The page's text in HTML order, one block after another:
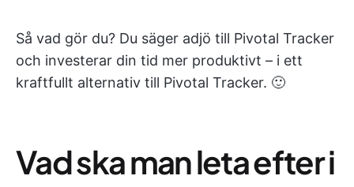
Så vad gör du? Du säger adjö till Pivotal Tracker
och investerar din tid mer produktivt – i ett
kraftfullt alternativ till Pivotal Tracker. 🙂
Vad ska man leta efter i